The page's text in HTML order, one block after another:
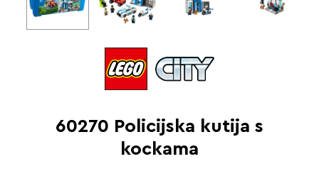
60270 Policijska kutija s
kockama